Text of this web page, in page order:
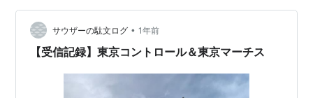
サウザーの駄文ログ • 1年前
【受信記録】東京コントロール＆東京マーチス